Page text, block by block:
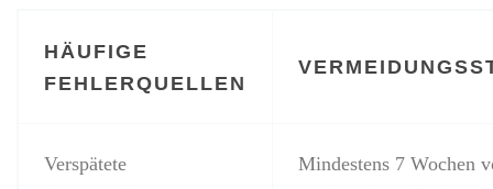
HÄUFIGE
FEHLERQUELLEN
Verspätete
Mindestens 7 Wochen